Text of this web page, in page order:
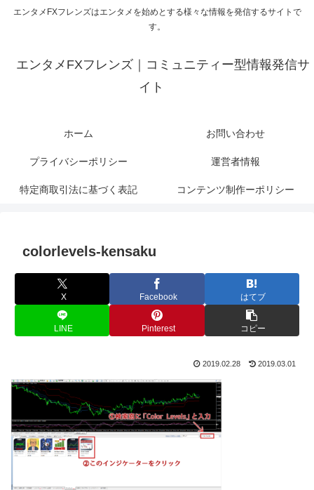
エンタメFXフレンズはエンタメを始めとする様々な情報を発信するサイトで
す。
エンタメFXフレンズ｜コミュニティー型情報発信サ
イト
ホーム お問い合わせ
プライバシーポリシー 運営者情報
特定商取引法に基づく表記 コンテンツ制作ーポリシー
colorlevels-kensaku
X Facebook はてブ
LINE Pinterest コピー
2019.02.28 2019.03.01